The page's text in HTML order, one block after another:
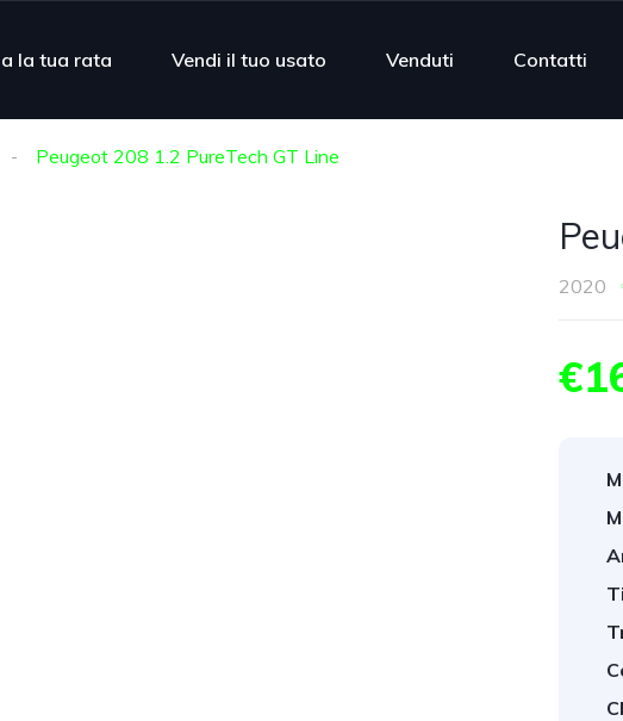
la tua rata Vendi il tuo usato Venduti Contatti
Peugeot 208 1.2 PureTech GT Line
2020